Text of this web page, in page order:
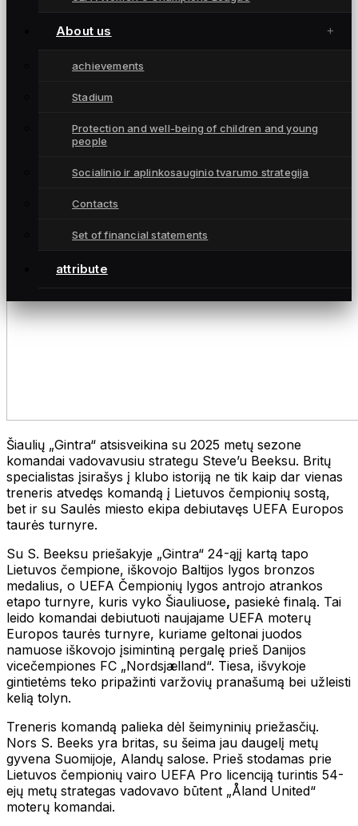
About us
achievements
Stadium
Protection and well-being of children and young
people
Socialinio ir aplinkosauginio tvarumo strategija
Contacts
Set of financial statements
attribute
Šiaulių „Gintra“ atsisveikina su 2025 metų sezone
komandai vadovavusiu strategu Steve’u Beeksu. Britų
specialistas įsirašys į klubo istoriją ne tik kaip dar vienas
treneris atvedęs komandą į Lietuvos čempionių sostą,
bet ir su Saulės miesto ekipa debiutavęs UEFA Europos
taurės turnyre.
Su S. Beeksu priešakyje „Gintra“ 24-ąjį kartą tapo
Lietuvos čempione, iškovojo Baltijos lygos bronzos
medalius, o UEFA Čempionių lygos antrojo atrankos
etapo turnyre, kuris vyko Šiauliuose, pasiekė finalą. Tai
leido komandai debiutuoti naujajame UEFA moterų
Europos taurės turnyre, kuriame geltonai juodos
namuose iškovojo įsimintiną pergalę prieš Danijos
vicečempiones FC „Nordsjælland“. Tiesa, išvykoje
gintietėms teko pripažinti varžovių pranašumą bei užleisti
kelią tolyn.
Treneris komandą palieka dėl šeimyninių priežasčių.
Nors S. Beeks yra britas, su šeima jau daugelį metų
gyvena Suomijoje, Alandų salose. Prieš stodamas prie
Lietuvos čempionių vairo UEFA Pro licenciją turintis 54-
ejų metų strategas vadovavo būtent „Åland United“
moterų komandai.